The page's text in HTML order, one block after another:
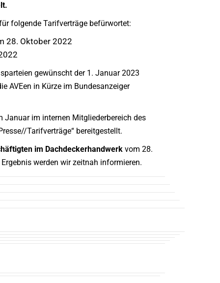
folgende Tarifverträge befürwortet:
28. Oktober 2022
gewünscht der 1. Januar 2023
AVEen in Kürze im Bundesanzeiger
im internen Mitgliederbereich des
Tarifverträge“ bereitgestellt.
im Dachdeckerhandwerk vom 28.
werden wir zeitnah informieren.